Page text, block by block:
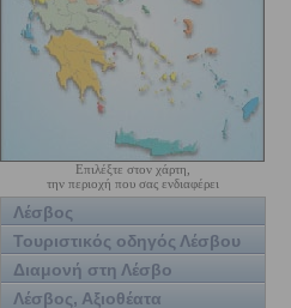
Επιλέξτε στον χάρτη,
την περιοχή που σας ενδιαφέρει
Λέσβος
Τουριστικός οδηγός Λέσβου
Διαμονή στη Λέσβο
Λέσβος, Αξιοθέατα